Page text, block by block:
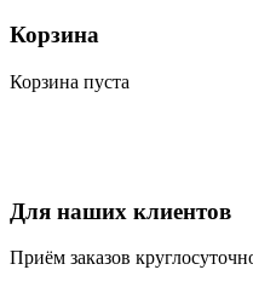
Корзина
Корзина пуста
Для наших клиентов
Приём заказов